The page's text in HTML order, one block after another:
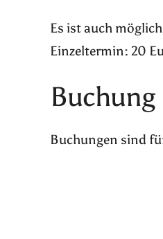
Es ist auch
Einzeltermin: 20
Buchung
Buchungen sind